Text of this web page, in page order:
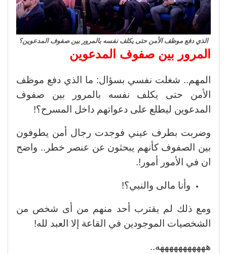
الذي دفع موظف الأمن حتى يكلف نفسه بالمرور بين صفوف المدعوين؟
المرور بين صفوف المدعوين
المهم.. شغلت نفسي بسؤال: ما الذي دفع موظف
الأمن حتى يكلف نفسه بالمرور بين صفوف
المدعوين ليطلع على دعواتهم داخل المسرح؟!
وضربت بطرف عيني فوجدت رجال أمن يطوفون
بين الصفوف كأنهم يبحثون عن عنصر خطر.. واضح
ان في الأمور أمور!.
وأنا مالى والنبي؟!
ومع ذلك لم يقترب أحد منهم من أى شخص من
الشخصيات الموجودين في القاعة إلا العبد لله!
هههههههههههه..